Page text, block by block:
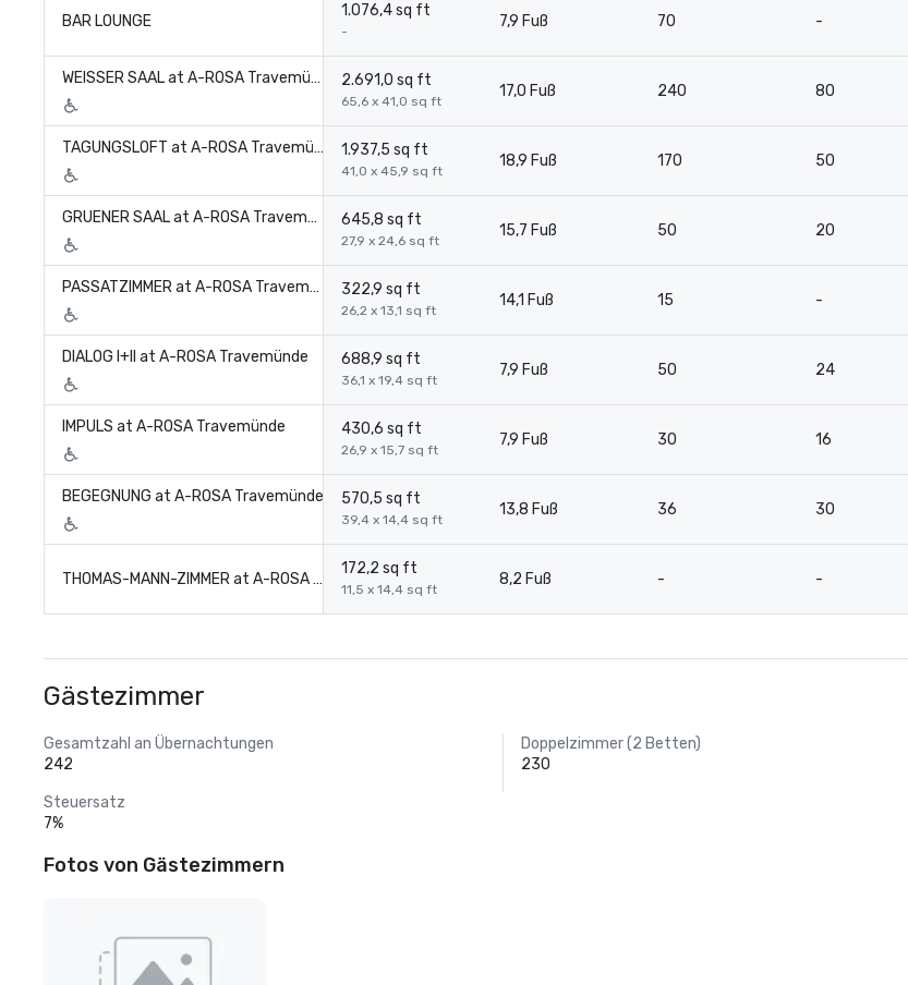
BAR LOUNGE
1.076,4 sq ft
-
7,9 Fuß 70 -
WEISSER SAAL at A-ROSA Travemünde 2.691,0 sq ft
65,6 x 41,0 sq ft
17,0 Fuß 240 80
TAGUNGSLOFT at A-ROSA Travemünde 1.937,5 sq ft
41,0 x 45,9 sq ft
18,9 Fuß 170 50
GRUENER SAAL at A-ROSA Travemünde 645,8 sq ft
27,9 x 24,6 sq ft
15,7 Fuß 50 20
PASSATZIMMER at A-ROSA Travemünde 322,9 sq ft
26,2 x 13,1 sq ft
14,1 Fuß 15 -
DIALOG I+II at A-ROSA Travemünde 688,9 sq ft
36,1 x 19,4 sq ft
7,9 Fuß 50 24
IMPULS at A-ROSA Travemünde 430,6 sq ft
26,9 x 15,7 sq ft
7,9 Fuß 30 16
BEGEGNUNG at A-ROSA Travemünde 570,5 sq ft
39,4 x 14,4 sq ft
13,8 Fuß 36 30
THOMAS-MANN-ZIMMER at A-ROSA Travemünde
172,2 sq ft
11,5 x 14,4 sq ft
8,2 Fuß - -
Gästezimmer
Gesamtzahl an Übernachtungen
242
Doppelzimmer (2 Betten)
230
Steuersatz
7%
Fotos von Gästezimmern